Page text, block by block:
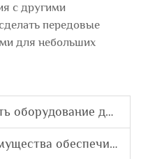
с другими
передовые
для небольших
арматурной стали для инженерных проектов
линия продольной резки стальных прутков с ЧПУ